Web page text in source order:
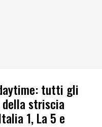
tutti gli
striscia
1, La 5 e